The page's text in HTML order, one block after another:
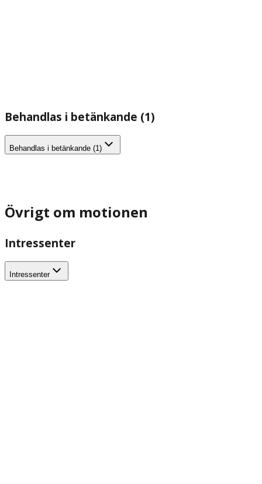
Behandlas i betänkande (1)
Behandlas i betänkande (1)
Övrigt om motionen
Intressenter
Intressenter